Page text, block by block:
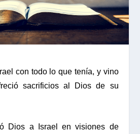
con todo lo que tenía, y vino
sacrificios al Dios de su
Dios a Israel en visiones de